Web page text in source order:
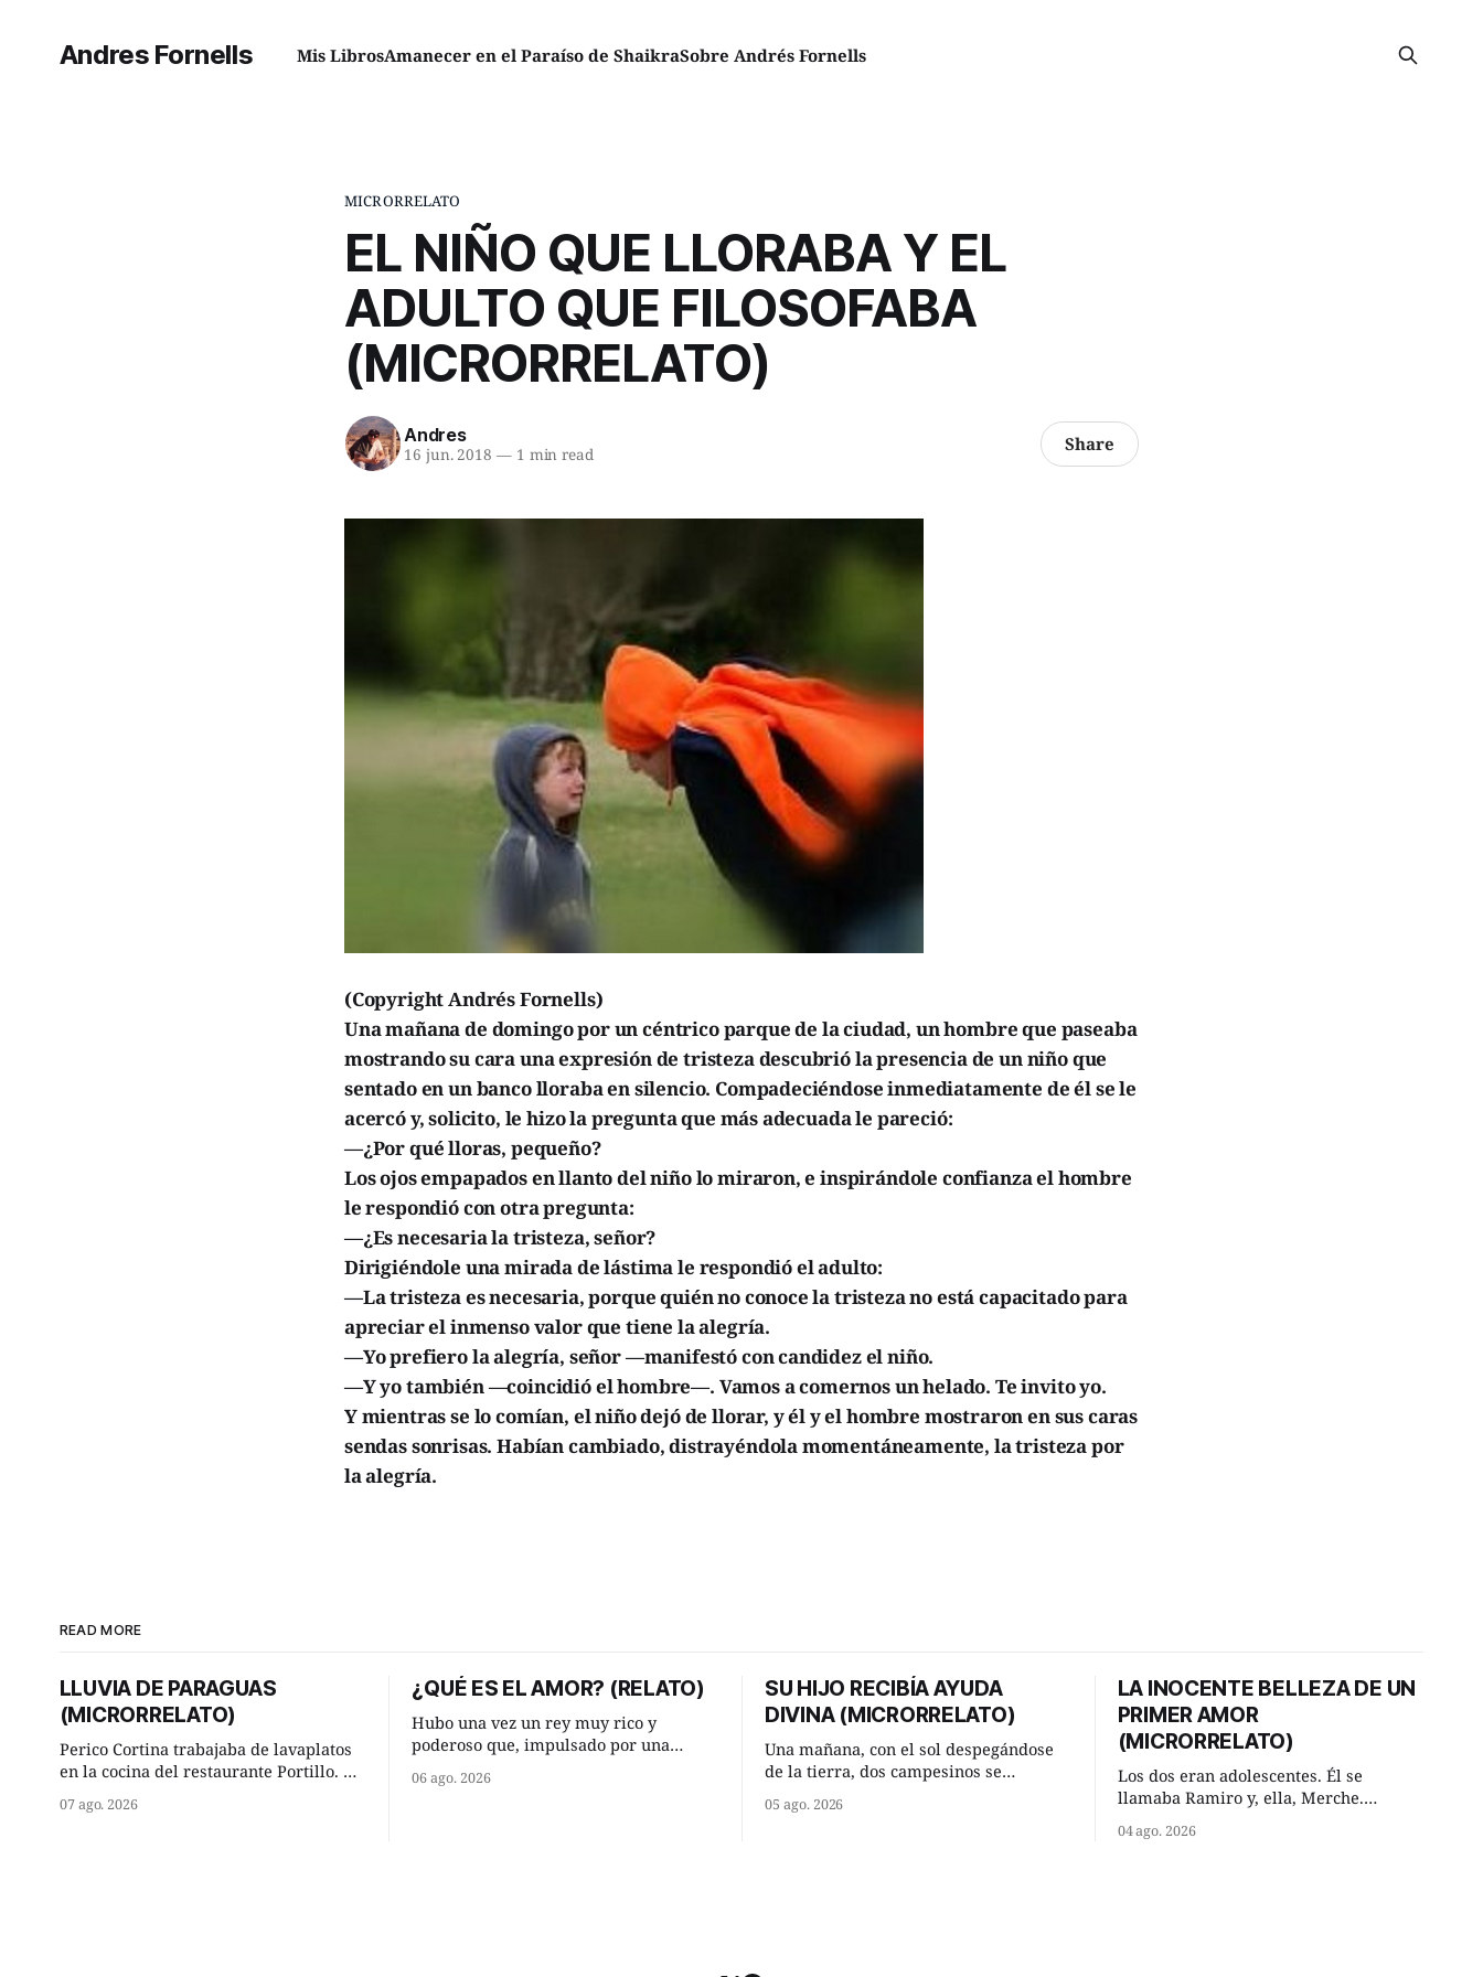
Andres Fornells Mis LibrosAmanecer en el Paraíso de ShaikraSobre Andrés Fornells
MICRORRELATO
EL NIÑO QUE LLORABA Y EL
ADULTO QUE FILOSOFABA
(MICRORRELATO)
Andres
16 jun. 2018 —1 min read Share
(Copyright Andrés Fornells)
Una mañana de domingo por un céntrico parque de la ciudad, un hombre que paseaba
mostrando su cara una expresión de tristeza descubrió la presencia de un niño que
sentado en un banco lloraba en silencio. Compadeciéndose inmediatamente de él se le
acercó y, solicito, le hizo la pregunta que más adecuada le pareció:
—¿Por qué lloras, pequeño?
Los ojos empapados en llanto del niño lo miraron, e inspirándole confianza el hombre
le respondió con otra pregunta:
—¿Es necesaria la tristeza, señor?
Dirigiéndole una mirada de lástima le respondió el adulto:
—La tristeza es necesaria, porque quién no conoce la tristeza no está capacitado para
apreciar el inmenso valor que tiene la alegría.
—Yo prefiero la alegría, señor —manifestó con candidez el niño.
—Y yo también —coincidió el hombre—. Vamos a comernos un helado. Te invito yo.
Y mientras se lo comían, el niño dejó de llorar, y él y el hombre mostraron en sus caras
sendas sonrisas. Habían cambiado, distrayéndola momentáneamente, la tristeza por
la alegría.
READ MORE
LLUVIA DE PARAGUAS
(MICRORRELATO)
Perico Cortina trabajaba de lavaplatos
en la cocina del restaurante Portillo. De
lugar de trabajo y viceversa le
07 ago. 2026
¿QUÉ ES EL AMOR? (RELATO)
Hubo una vez un rey muy rico y
poderoso que, impulsado por una
hizo una inesperada pregunta al más
06 ago. 2026
SU HIJO RECIBÍA AYUDA
DIVINA (MICRORRELATO)
Una mañana, con el sol despegándose
de la tierra, dos campesinos se
detuvieron un momento a hablar. —
05 ago. 2026
LA INOCENTE BELLEZA DE UN
PRIMER AMOR
(MICRORRELATO)
Los dos eran adolescentes. Él se
llamaba Ramiro y, ella, Merche.
domingo de verano, a las ocho de la
04 ago. 2026